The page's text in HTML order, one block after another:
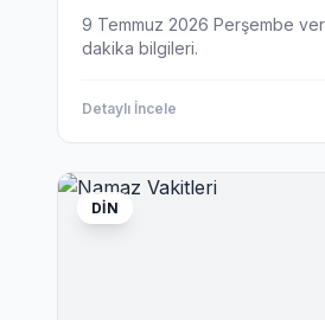
9 Temmuz 2026 Perşembe
dakika bilgileri.
Detaylı İncele
DIN